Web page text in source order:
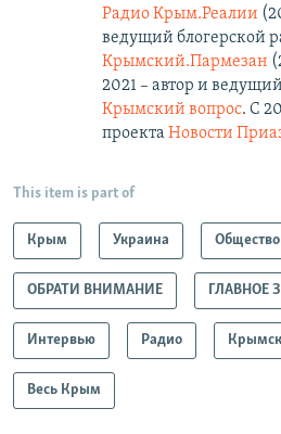
Радио Крым.Реалии
ведущий блогерской
Крымский.Пармезан
2021 – автор и
Крымский вопрос. С
проекта Новости
This item is part of
Крым Украина Общество
ОБРАТИ ВНИМАНИЕ ГЛАВНОЕ
Интервью Радио
Весь Крым